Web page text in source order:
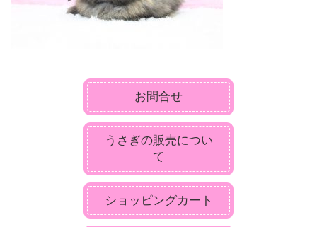
お問合せ
うさぎの販売につい
て
ショッピングカート